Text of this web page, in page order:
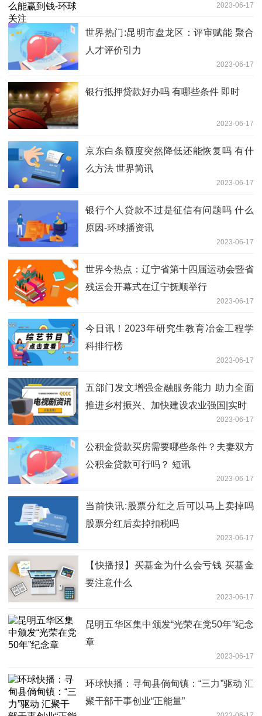
2023-06-17
世界热门:昆明市盘龙区：评审赋能 聚合
人才评价引力
2023-06-17
银行抵押贷款好办吗 有哪些条件 即时
2023-06-17
京东白条额度突然降低还能恢复吗 有什
么方法 世界简讯
2023-06-17
银行个人贷款不过是征信有问题吗 什么
原因-环球播资讯
2023-06-17
世界今热点：辽宁省第十四届运动会暨省
残运会开幕式在辽宁抚顺举行
2023-06-17
今日讯！2023年研究生教育冶金工程学
科排行榜
2023-06-17
五部门发文增强金融服务能力 助力全面
推进乡村振兴、加快建设农业强国|实时
2023-06-17
公积金贷款买房需要哪些条件？夫妻双方
公积金贷款可行吗？ 短讯
2023-06-17
当前快讯:股票分红之后可以马上卖掉吗
股票分红后卖掉扣税吗
2023-06-17
【快播报】买基金为什么会亏钱 买基金
要注意什么
2023-06-17
昆明五华区集中颁发“光荣在党50年”纪念
章
2023-06-17
环球快播：寻甸县倘甸镇：“三力”驱动 汇
聚干部干事创业“正能量”